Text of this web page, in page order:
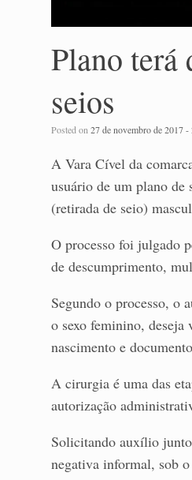
Plano terá
seios
Posted on27 de novembro de 2017 -
A Vara Cível da
usuário de um plano
(retirada de seio)
O processo foi julgado
de descumprimento,
Segundo o processo, o
o sexo feminino,
nascimento e
A cirurgia é uma das
autorização
Solicitando auxílio
negativa informal, sob